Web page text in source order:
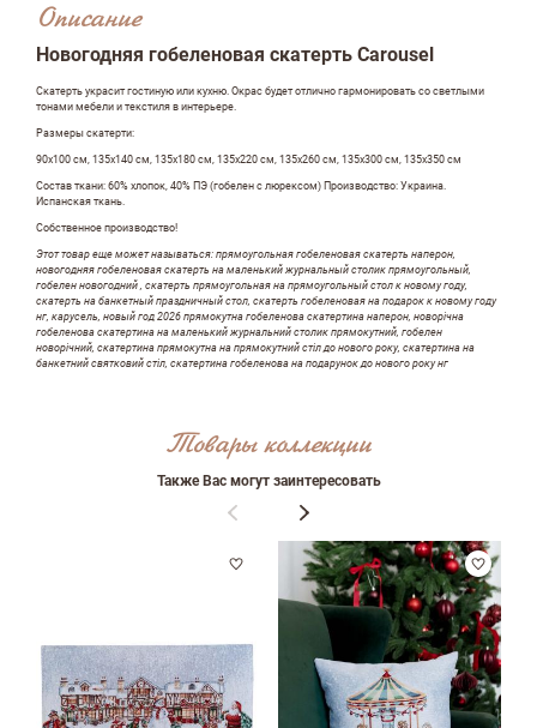
Описание
Новогодняя гобеленовая скатерть Carousel
Скатерть украсит гостиную или кухню. Окрас будет отлично гармонировать со светлыми
тонами мебели и текстиля в интерьере.
Размеры скатерти:
90х100 см, 135х140 см, 135х180 см, 135х220 см, 135х260 см, 135х300 см, 135х350 см
Состав ткани: 60% хлопок, 40% ПЭ (гобелен с люрексом) Производство: Украина.
Испанская ткань.
Собственное производство!
Этот товар еще может называться: прямоугольная гобеленовая скатерть наперон,
новогодняя гобеленовая скатерть на маленький журнальный столик прямоугольный,
гобелен новогодний , скатерть прямоугольная на прямоугольный стол к новому году,
скатерть на банкетный праздничный стол, скатерть гобеленовая на подарок к новому году
нг, карусель, новый год 2026 прямокутна гобеленова скатертина наперон, новорічна
гобеленова скатертина на маленький журнальний столик прямокутний, гобелен
новорічний, скатертина прямокутна на прямокутний стіл до нового року, скатертина на
банкетний святковий стіл, скатертина гобеленова на подарунок до нового року нг
Товары коллекции
Также Вас могут заинтересовать
Комментарий